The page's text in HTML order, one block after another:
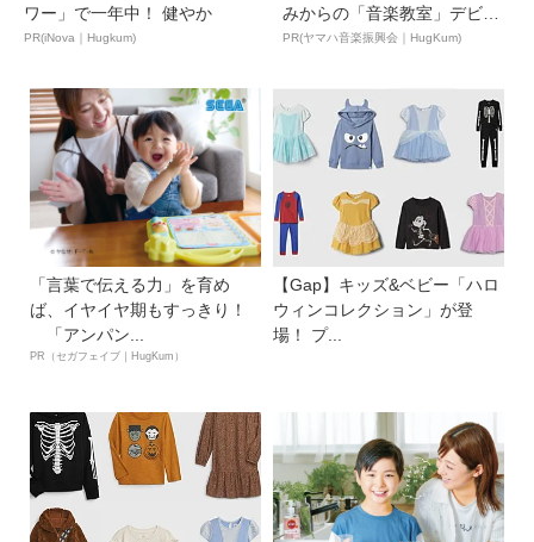
ワー」で一年中！ 健やか
PR(iNova｜Hugkum)
みからの「音楽教室」デビ
ュ...
PR(ヤマハ音楽振興会｜HugKum)
「言葉で伝える力」を育め
ば、イヤイヤ期もすっきり！
「アンパン...
PR（セガフェイブ｜HugKum）
【Gap】キッズ&ベビー「ハロ
ウィンコレクション」が登
場！ プ...